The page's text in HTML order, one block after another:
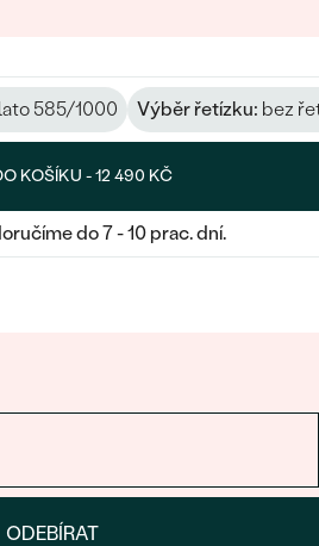
585/1000 Výběr řetízku: bez
KOŠÍKU -12 490 KČ
do 7 - 10 prac. dní.
ODEBÍRAT